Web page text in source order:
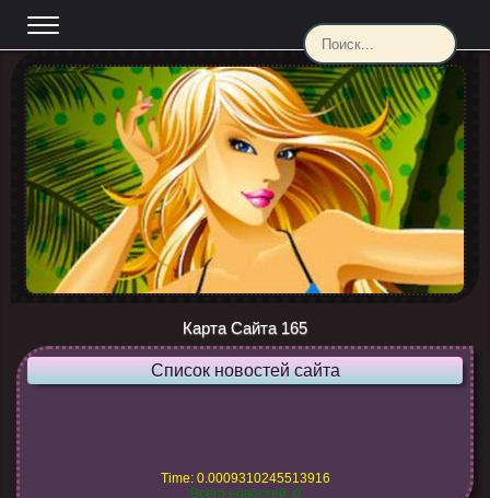
Карта Сайта 165
Список новостей сайта
Time: 0.0009310245513916
Всего новостей: 0